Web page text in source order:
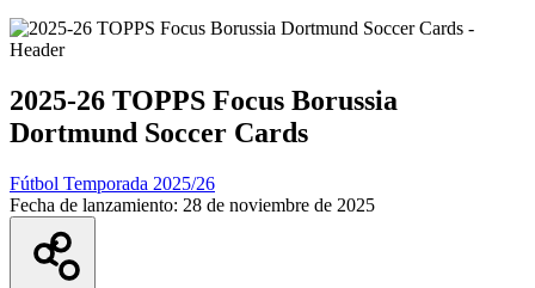
2025-26 TOPPS Focus Borussia
Dortmund Soccer Cards
Fútbol Temporada 2025/26
Fecha de lanzamiento: 28 de noviembre de 2025